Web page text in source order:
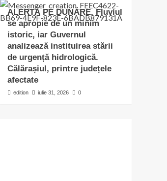
ALERTĂ PE DUNĂRE. Fluviul
se apropie de un minim
istoric, iar Guvernul
analizează instituirea stării
de urgență hidrologică.
Călărașiul, printre județele
afectate
edition iulie 31, 2026 0